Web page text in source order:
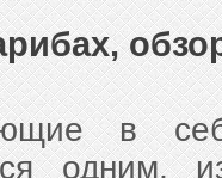
в
одним,